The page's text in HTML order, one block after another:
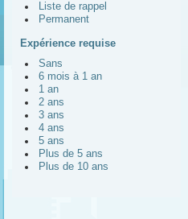
Liste de rappel
Permanent
Expérience requise
Sans
6 mois à 1 an
1 an
2 ans
3 ans
4 ans
5 ans
Plus de 5 ans
Plus de 10 ans